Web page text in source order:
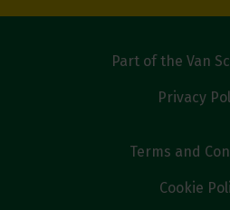
Part of the Van
Privacy
Terms and
Cookie